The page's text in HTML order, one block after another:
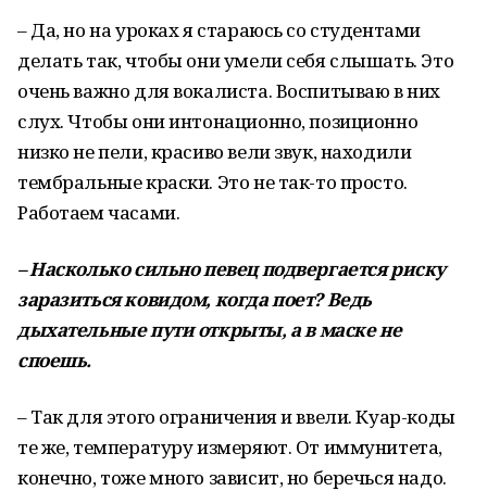
– Да, но на уроках я стараюсь со студентами
делать так, чтобы они умели себя слышать. Это
очень важно для вокалиста. Воспитываю в них
слух. Чтобы они интонационно, позиционно
низко не пели, красиво вели звук, находили
тембральные краски. Это не так-то просто.
Работаем часами.
–Насколькосильнопевецподвергаетсяриску
заразитьсяковидом, когдапоет?Ведь
дыхательныепути открыты, авмаскене
споешь.
– Так для этого ограничения и ввели. Куар-коды
те же, температуру измеряют. От иммунитета,
конечно, тоже много зависит, но беречься надо.